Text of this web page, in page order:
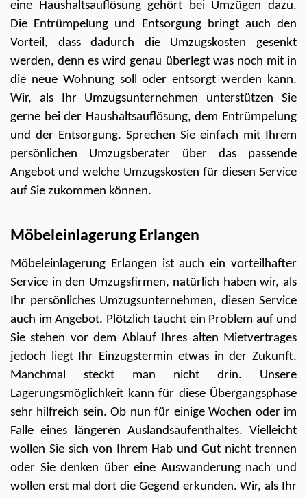
eine Haushaltsauflösung gehört bei Umzügen dazu.
Die Entrümpelung und Entsorgung bringt auch den
Vorteil, dass dadurch die Umzugskosten gesenkt
werden, denn es wird genau überlegt was noch mit in
die neue Wohnung soll oder entsorgt werden kann.
Wir, als Ihr Umzugsunternehmen unterstützen Sie
gerne bei der Haushaltsauflösung, dem Entrümpelung
und der Entsorgung. Sprechen Sie einfach mit Ihrem
persönlichen Umzugsberater über das passende
Angebot und welche Umzugskosten für diesen Service
auf Sie zukommen können.
Möbeleinlagerung Erlangen
Möbeleinlagerung Erlangen ist auch ein vorteilhafter
Service in den Umzugsfirmen, natürlich haben wir, als
Ihr persönliches Umzugsunternehmen, diesen Service
auch im Angebot. Plötzlich taucht ein Problem auf und
Sie stehen vor dem Ablauf Ihres alten Mietvertrages
jedoch liegt Ihr Einzugstermin etwas in der Zukunft.
Manchmal steckt man nicht drin. Unsere
Lagerungsmöglichkeit kann für diese Übergangsphase
sehr hilfreich sein. Ob nun für einige Wochen oder im
Falle eines längeren Auslandsaufenthaltes. Vielleicht
wollen Sie sich von Ihrem Hab und Gut nicht trennen
oder Sie denken über eine Auswanderung nach und
wollen erst mal dort die Gegend erkunden. Wir, als Ihr